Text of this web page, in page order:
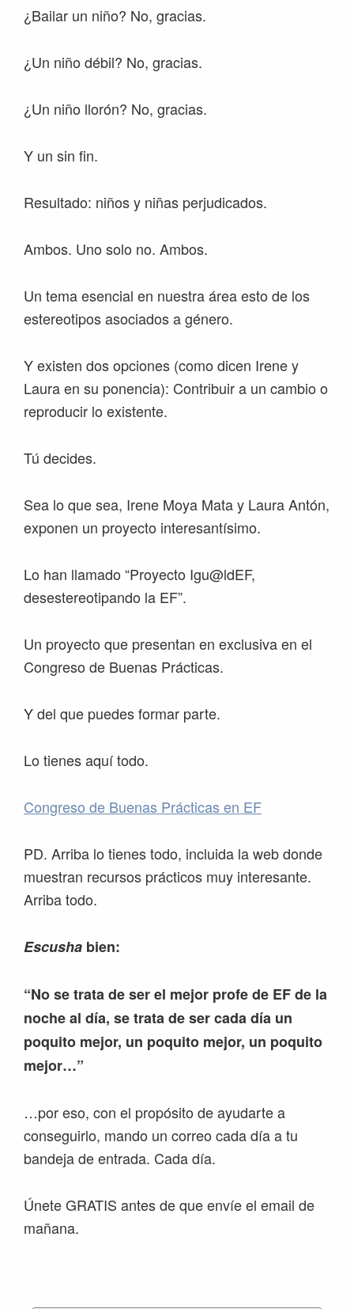
¿Bailar un niño? No, gracias.
¿Un niño débil? No, gracias.
¿Un niño llorón? No, gracias.
Y un sin fin.
Resultado: niños y niñas perjudicados.
Ambos. Uno solo no. Ambos.
Un tema esencial en nuestra área esto de los
estereotipos asociados a género.
Y existen dos opciones (como dicen Irene y
Laura en su ponencia): Contribuir a un cambio o
reproducir lo existente.
Tú decides.
Sea lo que sea, Irene Moya Mata y Laura Antón,
exponen un proyecto interesantísimo.
Lo han llamado “Proyecto Igu@ldEF,
desestereotipando la EF”.
Un proyecto que presentan en exclusiva en el
Congreso de Buenas Prácticas.
Y del que puedes formar parte.
Lo tienes aquí todo.
Congreso de Buenas Prácticas en EF
PD. Arriba lo tienes todo, incluida la web donde
muestran recursos prácticos muy interesante.
Arriba todo.
Escusha bien:
“No se trata de ser el mejor profe de EF de la
noche al día, se trata de ser cada día un
poquito mejor, un poquito mejor, un poquito
mejor…”
…por eso, con el propósito de ayudarte a
conseguirlo, mando un correo cada día a tu
bandeja de entrada. Cada día.
Únete GRATIS antes de que envíe el email de
mañana.